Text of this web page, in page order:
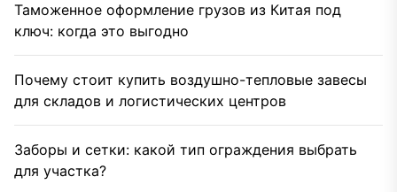
Таможенное оформление грузов из Китая под
ключ: когда это выгодно
Почему стоит купить воздушно-тепловые завесы
для складов и логистических центров
Заборы и сетки: какой тип ограждения выбрать
для участка?